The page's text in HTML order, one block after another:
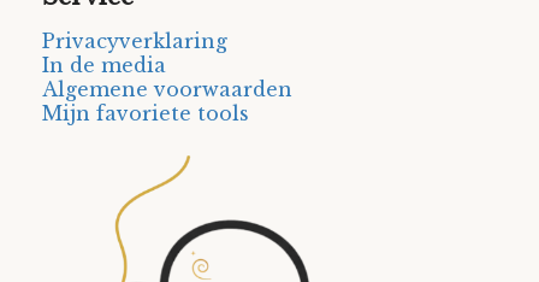
Privacyverklaring
In de media
Algemene voorwaarden
Mijn favoriete tools